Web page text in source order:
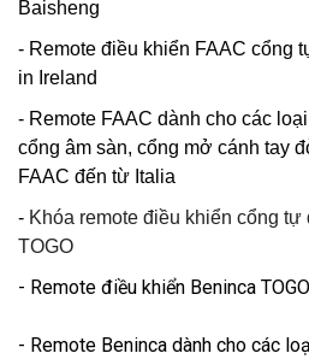
Baisheng
- Remote điều khiển FAAC cổng
in Ireland
- Remote FAAC dành cho các
cổng âm sàn, cổng mở cánh tay
FAAC đến từ Italia
- Khóa remote điều khiển cổng
TOGO
- Remote điều khiển Beninca TOGO
- Remote Beninca dành cho các